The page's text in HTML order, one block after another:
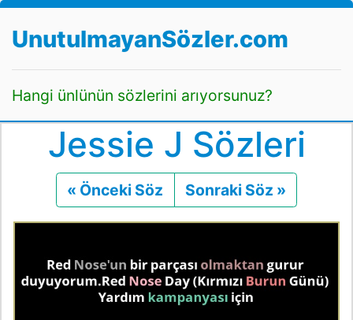
UnutulmayanSözler.com
Hangi ünlünün sözlerini arıyorsunuz?
Jessie J Sözleri
« Önceki Söz Önceki
Sonraki Söz »